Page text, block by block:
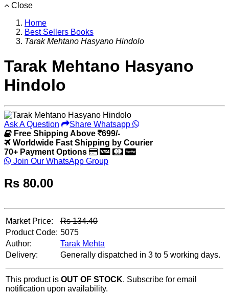
Close
Home
Best Sellers Books
Tarak Mehtano Hasyano Hindolo
Tarak Mehtano Hasyano
Hindolo
Ask A Question
Share Whatsapp
Free Shipping Above
699/-
Worldwide Fast Shipping by Courier
70+ Payment Options
Join Our WhatsApp Group
Rs 80.00
Market Price: Rs134.40
Product Code: 5075
Author:
Tarak Mehta
Delivery:
Generally dispatched in 3 to 5 working days.
This product is OUT OF STOCK. Subscribe for email
notification upon availability.